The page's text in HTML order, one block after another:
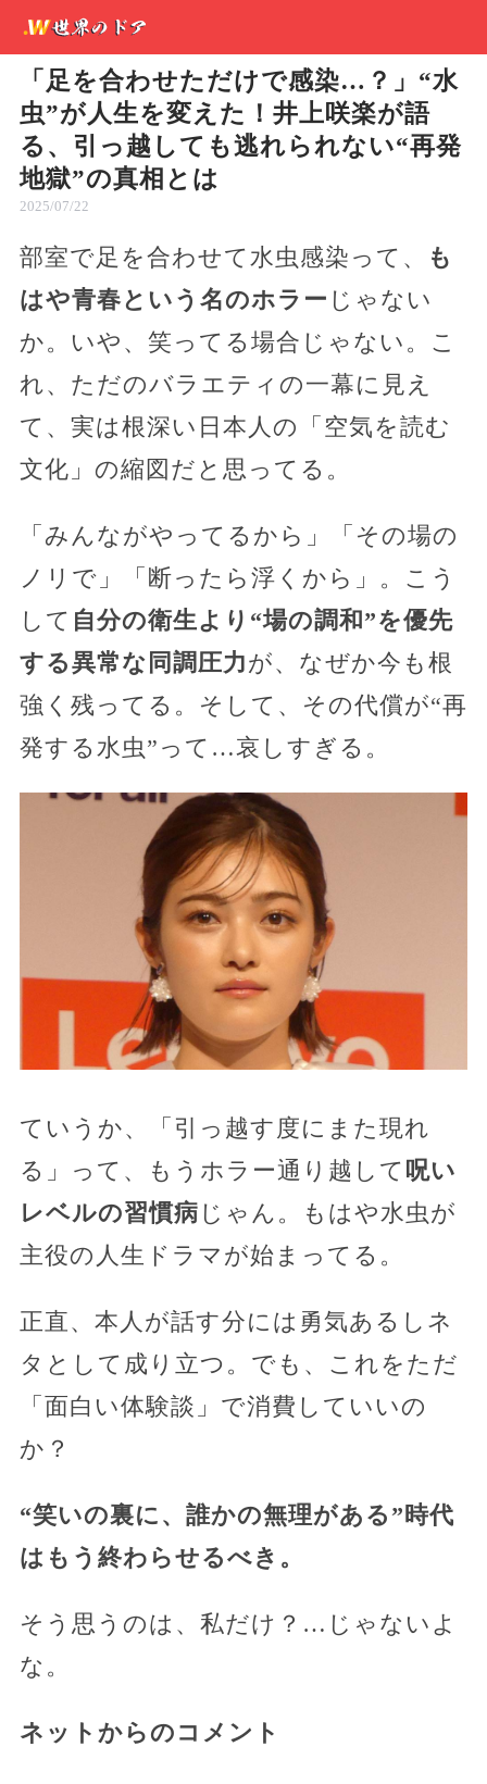
「足を合わせただけで感染…？」“水
虫”が人生を変えた！井上咲楽が語
る、引っ越しても逃れられない“再発
地獄”の真相とは
2025/07/22
部室で足を合わせて水虫感染って、
も
はや青春という名のホラー じゃない
か。いや、笑ってる場合じゃない。こ
れ、ただのバラエティの一幕に見え
て、実は根深い日本人の「空気を読む
文化」の縮図だと思ってる。
「みんながやってるから」「その場の
ノリで」「断ったら浮くから」。こう
して 自分の衛生より“場の調和”を優先
する異常な同調圧力が、なぜか今も根
強く残ってる。そして、その代償が“再
発する水虫”って…哀しすぎる。
ていうか、「引っ越す度にまた現れ
る」って、もうホラー通り越して 呪い
レベルの習慣病 じゃん。もはや水虫が
主役の人生ドラマが始まってる。
正直、本人が話す分には勇気あるしネ
タとして成り立つ。でも、これをただ
「面白い体験談」で消費していいの
か？
“笑いの裏に、誰かの無理がある”時代
はもう終わらせるべき。
そう思うのは、私だけ？…じゃないよ
な。
ネットからのコメント